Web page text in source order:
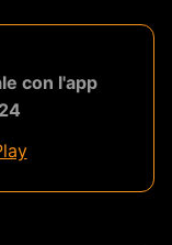
con l'app